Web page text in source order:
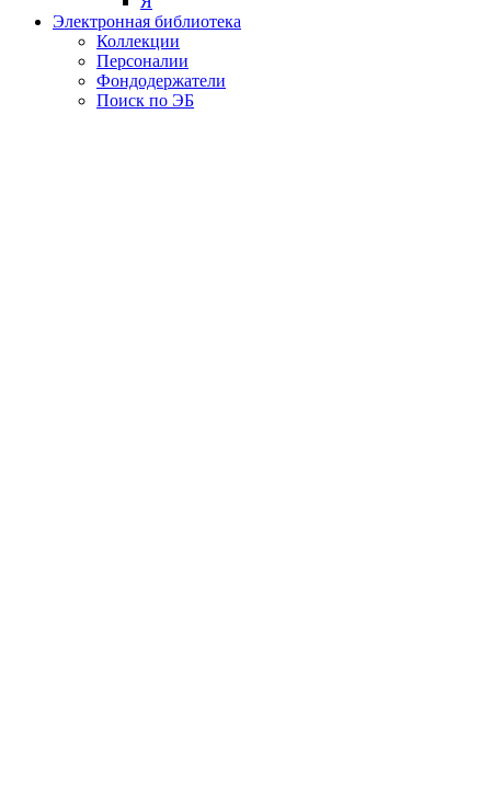
Электронная библиотека
Коллекции
Персоналии
Фондодержатели
Поиск по ЭБ